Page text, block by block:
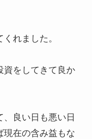
れました。
資をしてきて良か
、良い日も悪い日
現在の含み益もな